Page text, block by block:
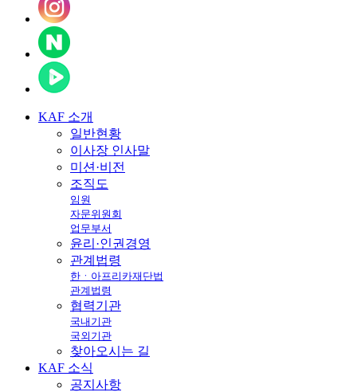
KAF 소개
일반현황
이사장 인사말
미션·비전
조직도
임원
자문위원회
업무부서
윤리·인권경영
관계법령
한ㆍ아프리카재단법
관계법령
협력기관
국내기관
국외기관
찾아오시는 길
KAF 소식
공지사항